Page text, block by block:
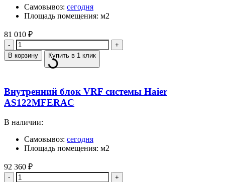
Самовывоз: сегодня
Площадь помещения: м2
81 010 ₽
Количество
В корзину Купить в 1 клик
Внутренний блок VRF системы Haier
AS122MFERAC
В наличии:
Самовывоз: сегодня
Площадь помещения: м2
92 360 ₽
Количество